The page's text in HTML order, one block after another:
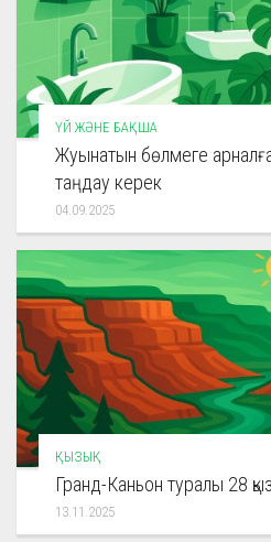
ҮЙ ЖӘНЕ БАҚША
Жуынатын бөлмеге
таңдау керек
04.09.2025
ҚЫЗЫҚ
Гранд-Каньон туралы 28
13.11.2025